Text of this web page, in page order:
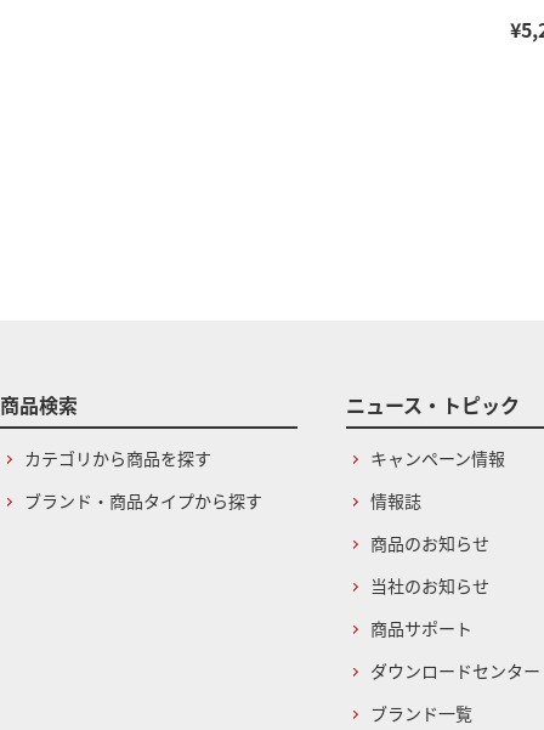
商品検索
カテゴリから商品を探す
ブランド・商品タイプから探す
ニュース・トピック
キャンペーン情報
情報誌
商品のお知らせ
当社のお知らせ
商品サポート
ダウンロードセンター
ブランド一覧